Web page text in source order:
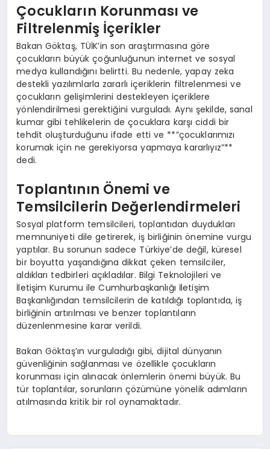
Çocukların Korunması ve
Filtrelenmiş İçerikler
Bakan Göktaş, TÜİK’in son araştırmasına göre
çocukların büyük çoğunluğunun internet ve sosyal
medya kullandığını belirtti. Bu nedenle, yapay zeka
destekli yazılımlarla zararlı içeriklerin filtrelenmesi ve
çocukların gelişimlerini destekleyen içeriklere
yönlendirilmesi gerektiğini vurguladı. Aynı şekilde, sanal
kumar gibi tehlikelerin de çocuklara karşı ciddi bir
tehdit oluşturduğunu ifade etti ve **”çocuklarımızı
korumak için ne gerekiyorsa yapmaya kararlıyız”**
dedi.
Toplantının Önemi ve
Temsilcilerin Değerlendirmeleri
Sosyal platform temsilcileri, toplantıdan duydukları
memnuniyeti dile getirerek, iş birliğinin önemine vurgu
yaptılar. Bu sorunun sadece Türkiye’de değil, küresel
bir boyutta yaşandığına dikkat çeken temsilciler,
aldıkları tedbirleri açıkladılar. Bilgi Teknolojileri ve
İletişim Kurumu ile Cumhurbaşkanlığı İletişim
Başkanlığından temsilcilerin de katıldığı toplantıda, iş
birliğinin artırılması ve benzer toplantıların
düzenlenmesine karar verildi.
Bakan Göktaş’ın vurguladığı gibi, dijital dünyanın
güvenliğinin sağlanması ve özellikle çocukların
korunması için alınacak önlemlerin önemi büyük. Bu
tür toplantılar, sorunların çözümüne yönelik adımların
atılmasında kritik bir rol oynamaktadır.